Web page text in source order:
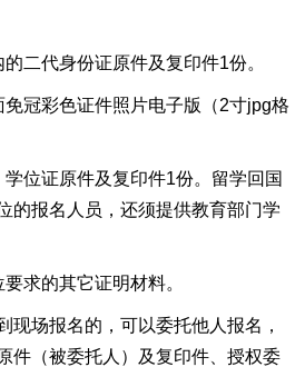
代身份证原件及复印件1份。
冠彩色证件照片电子版（2寸jpg格
证原件及复印件1份。留学回国
的报名人员，还须提供教育部门学
的其它证明材料。
场报名的，可以委托他人报名，
件（被委托人）及复印件、授权委